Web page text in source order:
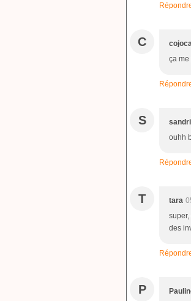
C
ça
S
ouhh
T tara
des
P